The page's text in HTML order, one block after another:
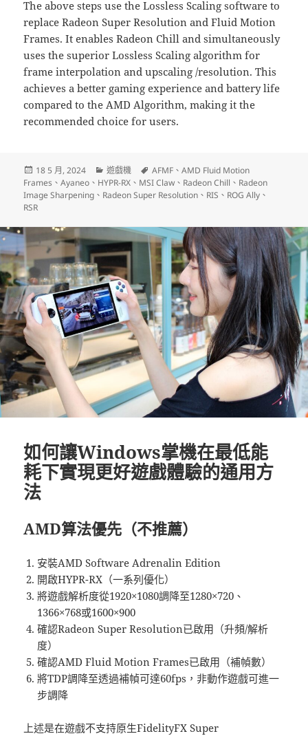
The above steps use the Lossless Scaling software to
replace Radeon Super Resolution and Fluid Motion
Frames. It enables Radeon Chill and simultaneously
uses the superior Lossless Scaling algorithm for
frame interpolation and upscaling /resolution. This
achieves a better gaming experience and battery life
compared to the AMD Algorithm, making it the
recommended choice for users.
發
佈
日
期:
18 5 月, 2024
分
類
遊戲機
標
籤
AFMF 、AMD Fluid Motion
Frames 、Ayaneo 、 HYPR-RX 、 MSI Claw 、 Radeon Chill 、 Radeon
Image Sharpening 、 Radeon Super Resolution 、 RIS 、 ROG Ally 、
RSR
如何讓Windows掌機在最低能
耗下實現更好遊戲體驗的通用方
法
AMD算法優先（不推薦）
安裝AMD Software Adrenalin Edition
開啟HYPR-RX（一系列優化）
將遊戲解析度從1920×1080調降至1280×720、
1366×768或1600×900
確認Radeon Super Resolution已啟用（升頻/解析
度）
確認AMD Fluid Motion Frames已啟用（補幀數）
將TDP調降至透過補幀可達60fps，非動作遊戲可進一
步調降
上述是在遊戲不支持原生FidelityFX Super